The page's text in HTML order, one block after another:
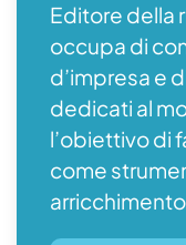
Editore della
occupa di
d’impresa e
dedicati al
l’obiettivo di
come